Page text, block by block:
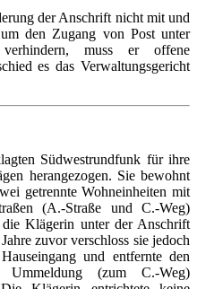
der Anschrift nicht mit und
den Zugang von Post unter
muss er offene
es das Verwaltungsgericht
Südwestrundfunk für ihre
herangezogen. Sie bewohnt
getrennte Wohneinheiten mit
(A.-Straße und C.-Weg)
Klägerin unter der Anschrift
zuvor verschloss sie jedoch
und entfernte den
Ummeldung (zum C.-Weg)